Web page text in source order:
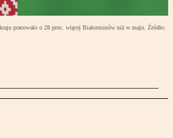
pracowało o 28 proc. więcej Białorusinów niż w maju. Źródło: